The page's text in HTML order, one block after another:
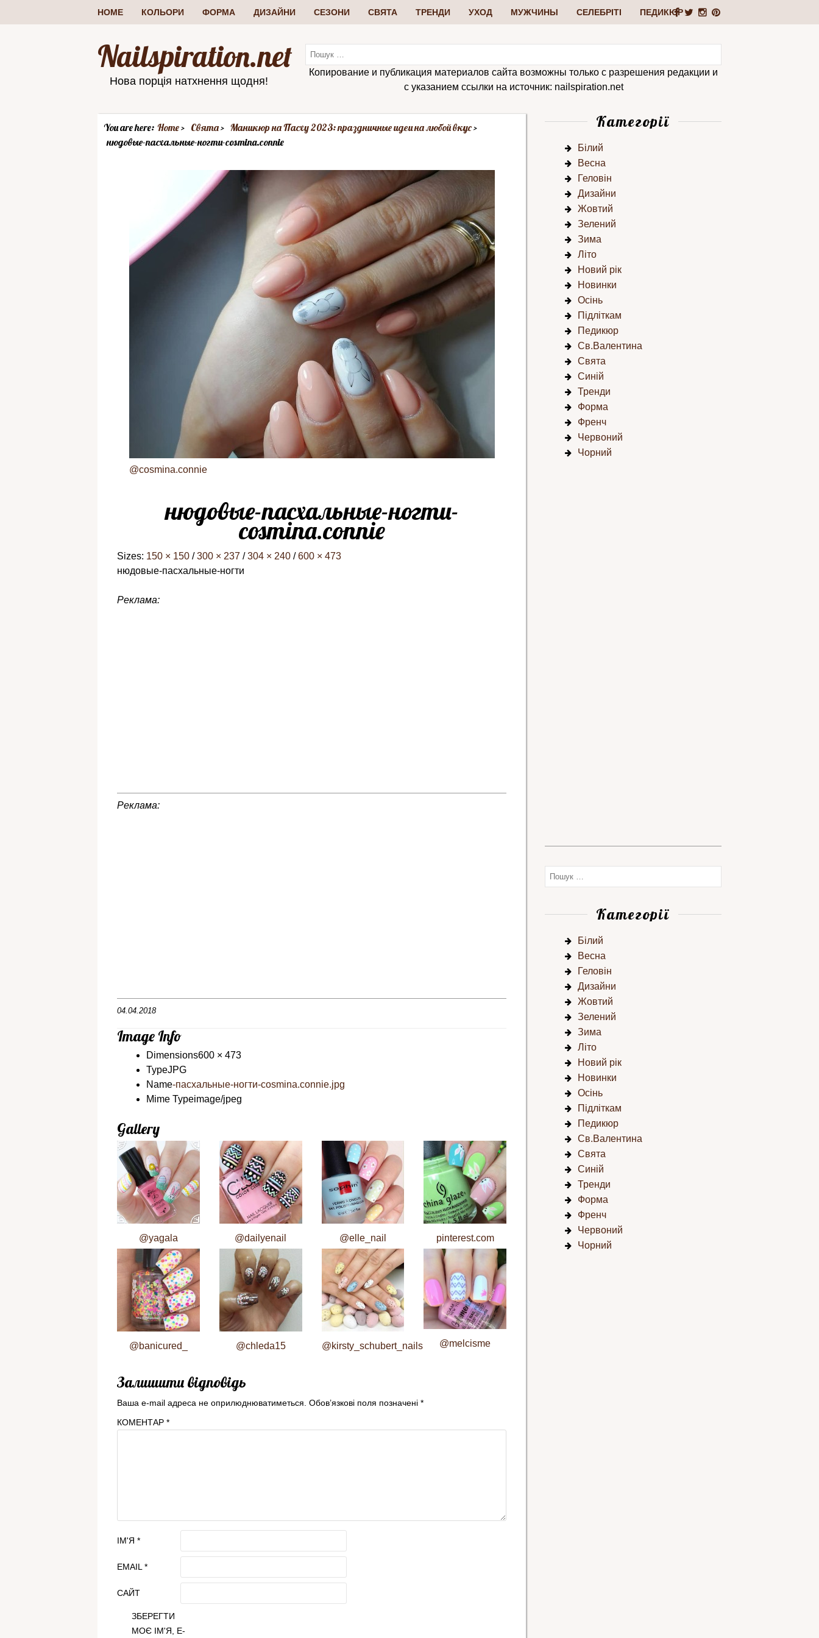
HOME КОЛЬОРИ ФОРМА ДИЗАЙНИ СЕЗОНИ СВЯТА ТРЕНДИ УХОД МУЖЧИНЫ СЕЛЕБРІТІ ПЕДИКЮР
Nailspiration.net
Нова порція натхнення щодня!
Копирование и публикация материалов сайта возможны только с разрешения редакции и
с указанием ссылки на источник: nailspiration.net
You are here: Home Свята
Маникюр на Пасху 2023: праздничные идеи на любой вкус
нюдовые-пасхальные-ногти-cosmina.connie
@cosmina.connie
нюдовые-пасхальные-ногти-
cosmina.connie
Sizes: 150 × 150 / 300 × 237 / 304 × 240 / 600 × 473
нюдовые-пасхальные-ногти
Реклама:
Реклама:
04.04.2018
Image Info
Dimensions600 × 473
TypeJPG
Name-пасхальные-ногти-cosmina.connie.jpg
Mime Typeimage/jpeg
Gallery
@yagala @dailyenail @elle_nail pinterest.com
@banicured_ @chleda15 @kirsty_schubert_nails @melcisme
Залишити відповідь
Ваша e-mail адреса не оприлюднюватиметься. Обов’язкові поля позначені *
КОМЕНТАР *
ІМ'Я *
EMAIL *
САЙТ
ЗБЕРЕГТИ
МОЄ ІМ'Я, E-
Категорії
Білий
Весна
Геловін
Дизайни
Жовтий
Зелений
Зима
Літо
Новий рік
Новинки
Осінь
Підліткам
Педикюр
Св.Валентина
Свята
Синій
Тренди
Форма
Френч
Червоний
Чорний
Категорії
Білий
Весна
Геловін
Дизайни
Жовтий
Зелений
Зима
Літо
Новий рік
Новинки
Осінь
Підліткам
Педикюр
Св.Валентина
Свята
Синій
Тренди
Форма
Френч
Червоний
Чорний